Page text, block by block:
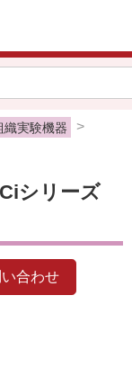
織実験機器
シリーズ
合わせ